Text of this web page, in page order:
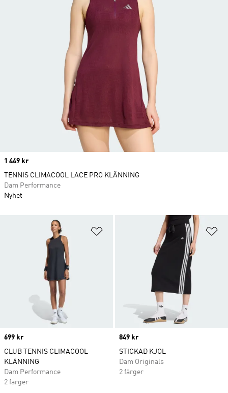
Lägg till på önskelistan
Price
699 kr
CLUB TENNIS CLIMACOOL
KLÄNNING
Dam Performance
2 färger
Price
849 kr
STICKAD KJOL
Dam Originals
2 färger
Price
1 449 kr
TENNIS CLIMACOOL LACE PRO KLÄNNING
Dam Performance
Nyhet